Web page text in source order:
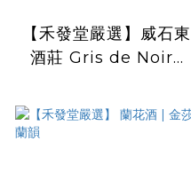
【禾發堂嚴選】威石東
酒莊 Gris de Noirs
統釀造氣泡酒 陳年款